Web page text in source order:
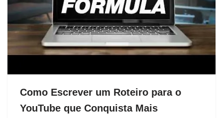
Como Escrever um Roteiro para o
YouTube que Conquista Mais